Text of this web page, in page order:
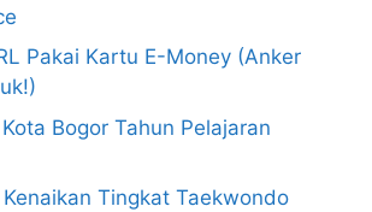
Pakai Kartu E-Money (Anker
Bogor Tahun Pelajaran
Tingkat Taekwondo